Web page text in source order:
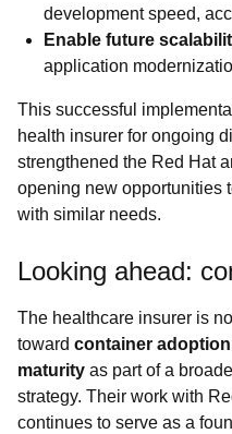
development speed,
Enable future
application
This successful
health insurer for ongoing
strengthened the Red Hat
opening new opportunities
with similar needs.
Looking ahead:
The healthcare insurer is
toward container adoption
maturity as part of a
strategy. Their work with
continues to serve as a